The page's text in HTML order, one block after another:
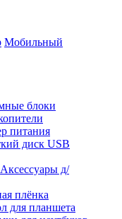
Мобильный
блоки
питания
диск USB
Аксессуары д/
плёнка
для планшета